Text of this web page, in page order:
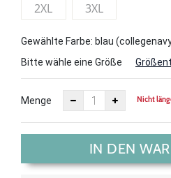
2XL
3XL
Gewählte Farbe: blau
Bitte wähle eine Größe
Menge Nicht
IN DEN